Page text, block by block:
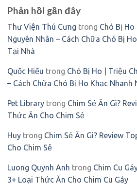
Phản hồi gần đây
Thư Viện Thú Cưng trong Chó Bị
Nguyên Nhân – Cách Chữa Chó Bị
Tại Nhà
Quốc Hiếu trong Chó Bị Ho | Triệu
– Cách Chữa Chó Bị Ho Khạc Nhanh
Pet Library trong Chim Sẻ Ăn Gì?
Thức Ăn Cho Chim Sẻ
Huy trong Chim Sẻ Ăn Gì? Review
Cho Chim Sẻ
Luong Quynh Anh trong Chim Cu
3+ Loại Thức Ăn Cho Chim Cu Gáy